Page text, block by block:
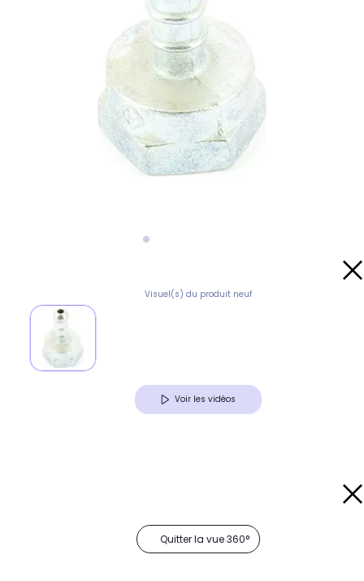
Visuel(s) du produit neuf
Voir les vidéos
Quitter la vue 360°